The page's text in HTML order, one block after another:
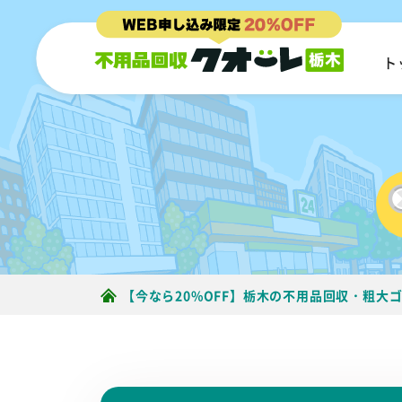
【今なら20%OFF】栃木の不用品回収・粗大